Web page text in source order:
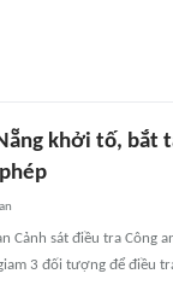
khởi tố, bắt
Cảnh sát điều tra Công
3 đối tượng để điều